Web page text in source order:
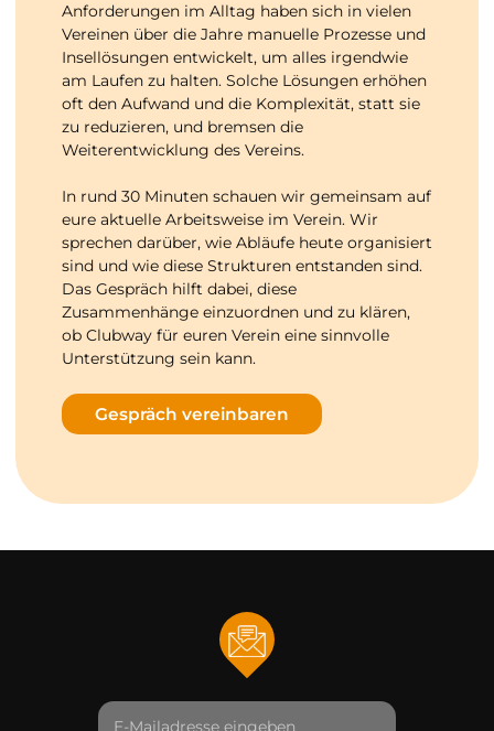
Anforderungen im Alltag haben sich in vielen
Vereinen über die Jahre manuelle Prozesse und
Insellösungen entwickelt, um alles irgendwie
am Laufen zu halten. Solche Lösungen erhöhen
oft den Aufwand und die Komplexität, statt sie
zu reduzieren, und bremsen die
Weiterentwicklung des Vereins.
In rund 30 Minuten schauen wir gemeinsam auf
eure aktuelle Arbeitsweise im Verein. Wir
sprechen darüber, wie Abläufe heute organisiert
sind und wie diese Strukturen entstanden sind.
Das Gespräch hilft dabei, diese
Zusammenhänge einzuordnen und zu klären,
ob Clubway für euren Verein eine sinnvolle
Unterstützung sein kann.
Gespräch vereinbaren